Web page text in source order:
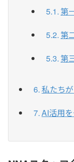
第
第
第
私たち
AI活用